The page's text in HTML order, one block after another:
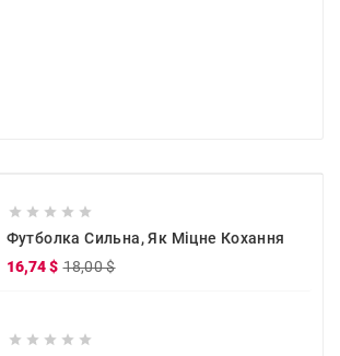
    
Футболка Сильна, Як Міцне Кохання
16,74 $ 18,00 $
    